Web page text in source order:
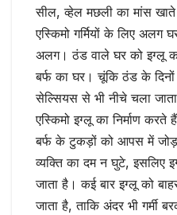
सील, व्हेल मछली का मांस
एस्किमो गर्मियों के लिए
अलग। ठंड वाले घर को इग्लू
बर्फ का घर। चूंकि ठंड के दिनों
सेल्सियस से भी नीचे चला
एस्किमो इग्लू का निर्माण
बर्फ के टुकड़ों को आपस में
व्यक्ति का दम न घुटे, इसलिए
जाता है। कई बार इग्लू को
जाता है, ताकि अंदर भी गर्मी